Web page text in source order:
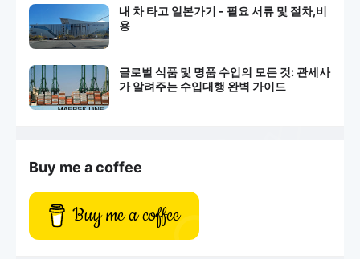
내 차 타고 일본가기 - 필요 서류 및 절차,비
용
글로벌 식품 및 명품 수입의 모든 것: 관세사
가 알려주는 수입대행 완벽 가이드
Buy me a coffee
Buy me a coffee